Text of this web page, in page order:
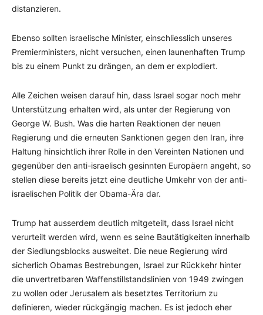
distanzieren.
Ebenso sollten israelische Minister, einschliesslich unseres
Premierministers, nicht versuchen, einen launenhaften Trump
bis zu einem Punkt zu drängen, an dem er explodiert.
Alle Zeichen weisen darauf hin, dass Israel sogar noch mehr
Unterstützung erhalten wird, als unter der Regierung von
George W. Bush. Was die harten Reaktionen der neuen
Regierung und die erneuten Sanktionen gegen den Iran, ihre
Haltung hinsichtlich ihrer Rolle in den Vereinten Nationen und
gegenüber den anti-israelisch gesinnten Europäern angeht, so
stellen diese bereits jetzt eine deutliche Umkehr von der anti-
israelischen Politik der Obama-Ära dar.
Trump hat ausserdem deutlich mitgeteilt, dass Israel nicht
verurteilt werden wird, wenn es seine Bautätigkeiten innerhalb
der Siedlungsblocks ausweitet. Die neue Regierung wird
sicherlich Obamas Bestrebungen, Israel zur Rückkehr hinter
die unvertretbaren Waffenstillstandslinien von 1949 zwingen
zu wollen oder Jerusalem als besetztes Territorium zu
definieren, wieder rückgängig machen. Es ist jedoch eher